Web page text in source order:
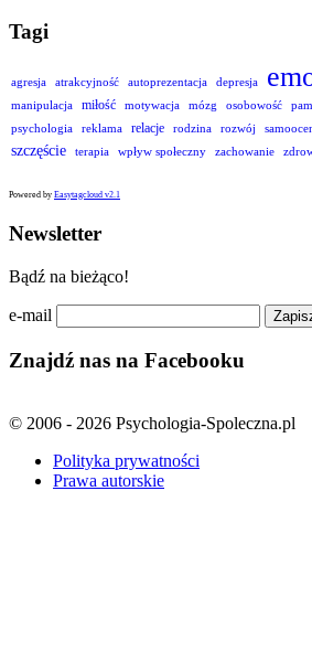
Tagi
agresja atrakcyjność autoprezentacja depresja
manipulacja
miłość motywacja mózg osobowość
psychologia
reklama relacje rodzina rozwój
szczęście terapia wpływ społeczny zachowanie
Powered by Easytagcloud v2.1
Newsletter
Bądź na bieżąco!
e-mail
Znajdź nas na Facebooku
© 2006 - 2026 Psychologia-Spoleczna.pl
Polityka prywatności
Prawa autorskie